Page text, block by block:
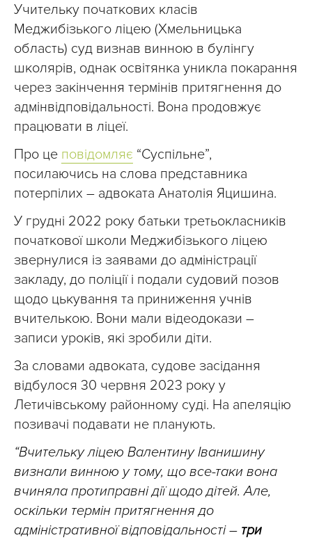
Учительку початкових класів
Меджибізького ліцею (Хмельницька
область) суд визнав винною в булінгу
школярів, однак освітянка уникла покарання
через закінчення термінів притягнення до
адмінвідповідальності. Вона продовжує
працювати в ліцеї.
Про це повідомляє “Суспільне”,
посилаючись на слова представника
потерпілих – адвоката Анатолія Яцишина.
У грудні 2022 року батьки третьокласників
початкової школи Меджибізького ліцею
звернулися із заявами до адміністрації
закладу, до поліції і подали судовий позов
щодо цькування та приниження учнів
вчителькою. Вони мали відеодокази –
записи уроків, які зробили діти.
За словами адвоката, судове засідання
відбулося 30 червня 2023 року у
Летичівському районному суді. На апеляцію
позивачі подавати не планують.
“Вчительку ліцею Валентину Іванишину
визнали винною у тому, що все-таки вона
вчиняла протиправні дії щодо дітей. Але,
оскільки термін притягнення до
адміністративної відповідальності – три